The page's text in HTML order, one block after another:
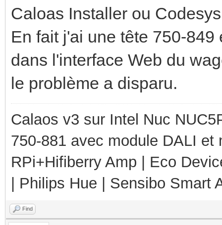
Caloas Installer ou
En fait j'ai une tête 750-
dans l'interface Web du
le problème a disparu.
Calaos v3 sur Intel Nuc
750-881 avec module DALI
RPi+Hifiberry Amp | Eco
| Philips Hue | Sensibo Smart
Find